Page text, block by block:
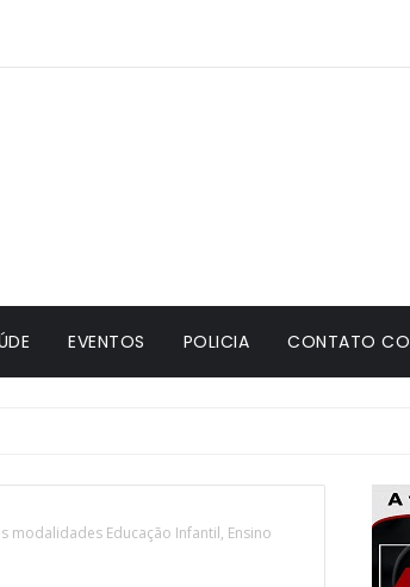
EVENTOS POLICIA CONTATO
modalidades Educação Infantil, Ensino